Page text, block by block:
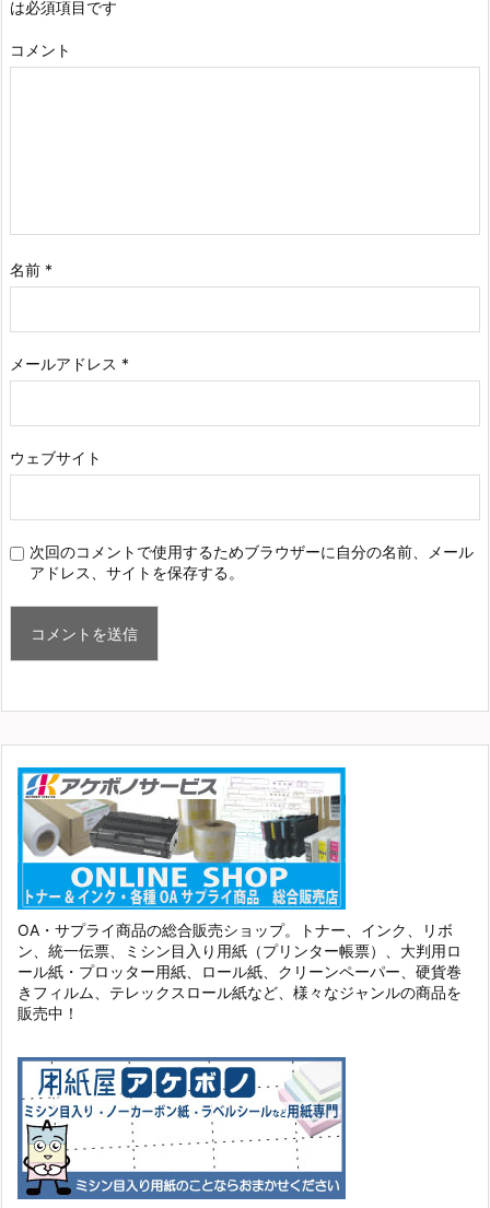
は必須項目です
コメント
名前 *
メールアドレス *
ウェブサイト
次回のコメントで使用するためブラウザーに自分の名前、メール
アドレス、サイトを保存する。
OA・サプライ商品の総合販売ショップ。トナー、インク、リボ
ン、統一伝票、ミシン目入り用紙（プリンター帳票）、大判用ロ
ール紙・プロッター用紙、ロール紙、クリーンペーパー、硬貨巻
きフィルム、テレックスロール紙など、様々なジャンルの商品を
販売中！